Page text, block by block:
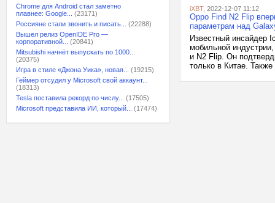
Chrome для Android стал заметно
плавнее: Google...
(23171)
Россияне стали звонить и писать...
(22288)
Вышел релиз OpenIDE Pro —
корпоративной...
(20841)
Mitsubishi начнёт выпускать по 1000...
(20375)
Игра в стиле «Джона Уика», новая...
(19215)
Геймер отсудил у Microsoft свой аккаунт...
(18313)
Tesla поставила рекорд по числу...
(17505)
Microsoft представила ИИ, который...
(17474)
iXBT, 2022-12-07 11:12
Oppo Find N2 Flip
параметрам над
Известный инсайдер
мобильной
и N2 Flip. Он
только в Китае.